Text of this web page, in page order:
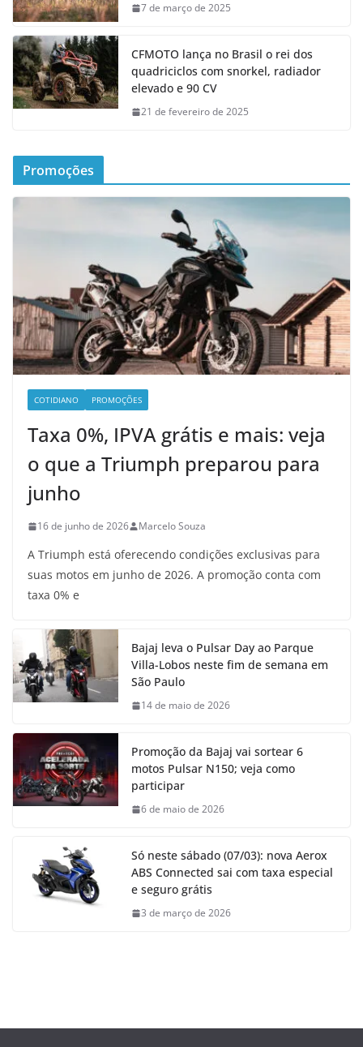
7 de março de 2025
CFMOTO lança no Brasil o rei dos
quadriciclos com snorkel, radiador
elevado e 90 CV
21 de fevereiro de 2025
Promoções
COTIDIANO PROMOÇÕES
Taxa 0%, IPVA grátis e mais: veja
o que a Triumph preparou para
junho
16 de junho de 2026 Marcelo Souza
A Triumph está oferecendo condições exclusivas para
suas motos em junho de 2026. A promoção conta com
taxa 0% e
Bajaj leva o Pulsar Day ao Parque
Villa-Lobos neste fim de semana em
São Paulo
14 de maio de 2026
Promoção da Bajaj vai sortear 6
motos Pulsar N150; veja como
participar
6 de maio de 2026
Só neste sábado (07/03): nova Aerox
ABS Connected sai com taxa especial
e seguro grátis
3 de março de 2026